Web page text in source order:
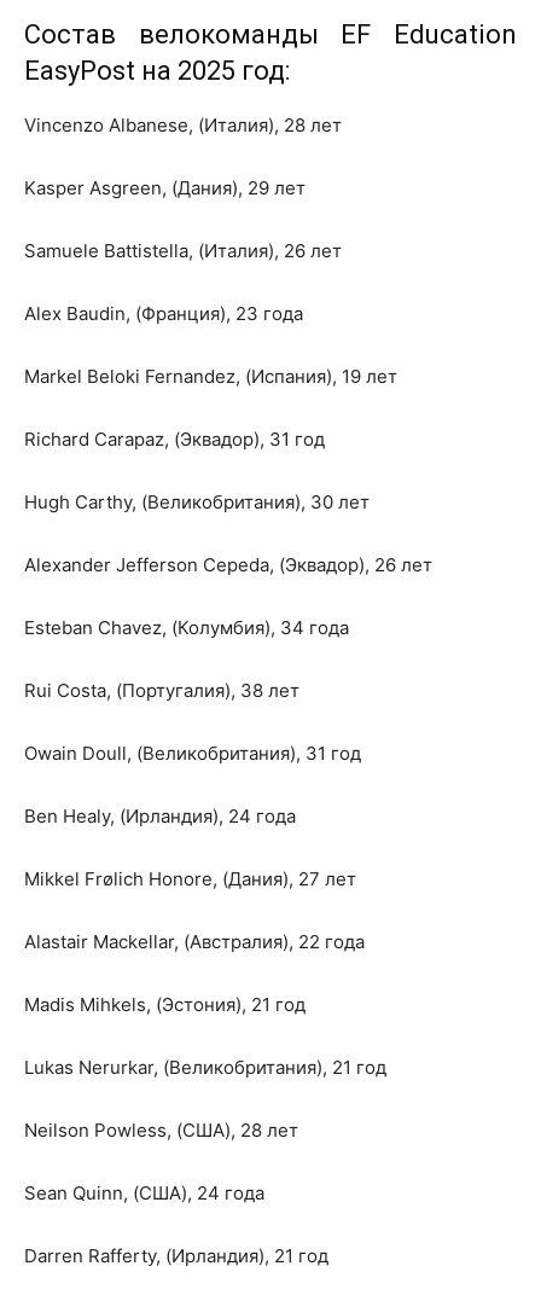
Состав велокоманды EF Education
EasyPost на 2025 год:
Vincenzo Albanese, (Италия), 28 лет
Kasper Asgreen, (Дания), 29 лет
Samuele Battistella, (Италия), 26 лет
Alex Baudin, (Франция), 23 года
Markel Beloki Fernandez, (Испания), 19 лет
Richard Carapaz, (Эквадор), 31 год
Hugh Carthy, (Великобритания), 30 лет
Alexander Jefferson Cepeda, (Эквадор), 26 лет
Esteban Chavez, (Колумбия), 34 года
Rui Costa, (Португалия), 38 лет
Owain Doull, (Великобритания), 31 год
Ben Healy, (Ирландия), 24 года
Mikkel Frølich Honore, (Дания), 27 лет
Alastair Mackellar, (Австралия), 22 года
Madis Mihkels, (Эстония), 21 год
Lukas Nerurkar, (Великобритания), 21 год
Neilson Powless, (США), 28 лет
Sean Quinn, (США), 24 года
Darren Rafferty, (Ирландия), 21 год